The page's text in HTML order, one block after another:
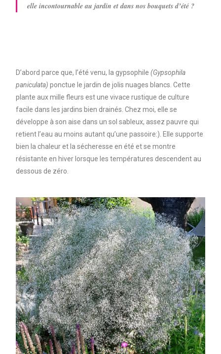
elle incontournable au jardin et dans nos bouquets d’été ?
D’abord parce que, l’été venu, la gypsophile(Gypsophila
paniculata) ponctue le jardin de jolis nuages blancs. Cette
plante aux mille fleurs est une vivace rustique de culture
facile dans les jardins bien drainés. Chez moi, elle se
développe à son aise dans un sol sableux, assez pauvre qui
retient l’eau au moins autant qu’une passoire:). Elle supporte
bien la chaleur et la sécheresse en été et se montre
résistante en hiver lorsque les températures descendent au
dessous de zéro.